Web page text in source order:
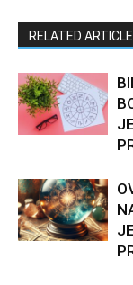
RELATED